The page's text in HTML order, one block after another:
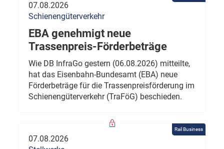
07.08.2026
Schienengüterverkehr
EBA genehmigt neue
Trassenpreis-Förderbeträge
Wie DB InfraGo gestern (06.08.2026) mitteilte,
hat das Eisenbahn-Bundesamt (EBA) neue
Förderbeträge für die Trassenpreisförderung im
Schienengüterverkehr (TraFöG) beschieden.
Rail Business
07.08.2026